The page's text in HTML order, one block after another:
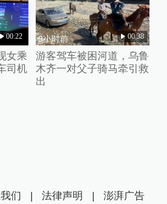
00:22
女乘
司机
9小时前 00:38
游客驾车被困河道，乌鲁
木齐一对父子骑马牵引救
出
们 | 法律声明 | 澎湃广告